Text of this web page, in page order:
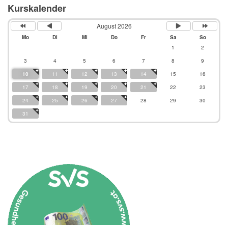
Kurskalender
August 2026
Mo Di Mi Do Fr Sa
So
1
2
3
4 5 6 7 8
9
10
11 12 13 14 15
16
17
18 19 20 21 22
23
24
25 26 27 28 29
30
31